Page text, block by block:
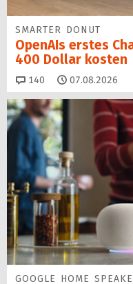
SMARTER DONUT
OpenAIs erstes
400 Dollar kosten
140 Kommentare
07.08.2026
GOOGLE HOME